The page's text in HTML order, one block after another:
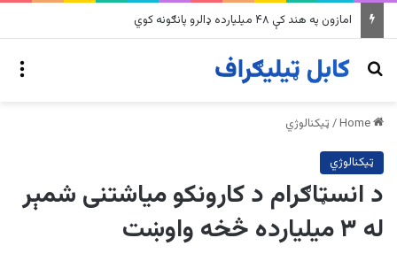
په وینزویلا کې زورورو زلزلو پراخ زیانونه اړولي
Search for
/ ټیکنالوژي
ټیکنالوژي
د انسټاګرام د کارونکو میاشتنی شمېر
له ۳ میلیارده څخه واوښت